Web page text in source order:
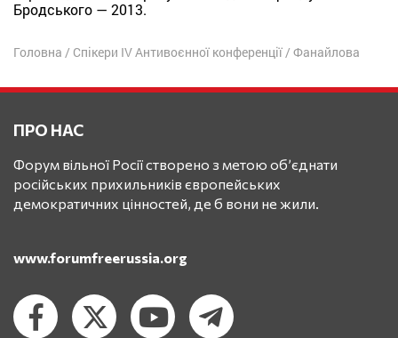
Бродського — 2013.
Головна / Спікери IV Антивоєнної конференції/ Фанайлова
ПРО НАС
Форум вільної Росії створено з метою об’єднати
російських прихильників європейських
демократичних цінностей, де б вони не жили.
www.forumfreerussia.org